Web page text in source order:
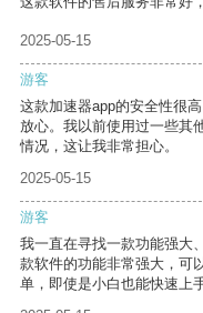
2025-05-15
游客
这款加速器app的安全性很
放心。我以前使用过一些其
情况，这让我非常担心。
2025-05-15
游客
我一直在寻找一款功能强大
款软件的功能非常强大，可
单，即使是小白也能快速上手